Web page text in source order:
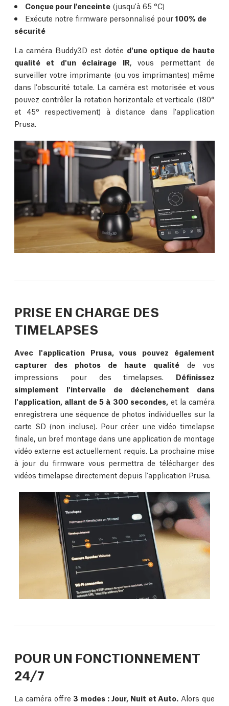
Conçue pour l'enceinte (jusqu'à 65 °C)
Exécute notre firmware personnalisé pour 100% de
sécurité
La caméra Buddy3D est dotée d'une optique de haute
qualité et d'un éclairage IR, vous permettant de
surveiller votre imprimante (ou vos imprimantes) même
dans l'obscurité totale. La caméra est motorisée et vous
pouvez contrôler la rotation horizontale et verticale (180°
et 45° respectivement) à distance dans l'application
Prusa.
PRISE EN CHARGE DES
TIMELAPSES
Avec l'application Prusa, vous pouvez également
capturer des photos de haute qualité de vos
impressions pour des timelapses. Définissez
simplement l'intervalle de déclenchement dans
l'application, allant de 5 à 300 secondes, et la caméra
enregistrera une séquence de photos individuelles sur la
carte SD (non incluse). Pour créer une vidéo timelapse
finale, un bref montage dans une application de montage
vidéo externe est actuellement requis. La prochaine mise
à jour du firmware vous permettra de télécharger des
vidéos timelapse directement depuis l'application Prusa.
POUR UN FONCTIONNEMENT
24/7
La caméra offre 3 modes : Jour, Nuit et Auto. Alors que